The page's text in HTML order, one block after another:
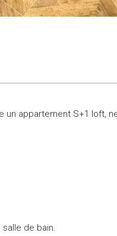
un appartement S+1 loft,
de bain.